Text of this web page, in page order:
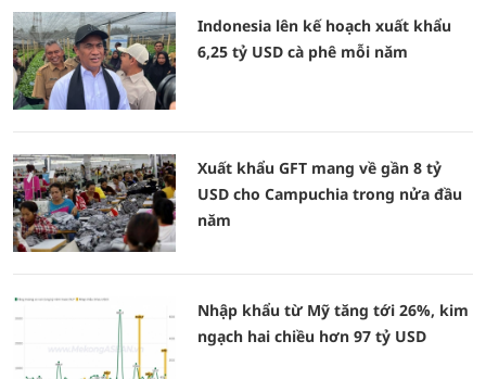
Indonesia lên kế hoạch xuất khẩu
6,25 tỷ USD cà phê mỗi năm
Xuất khẩu GFT mang về gần 8 tỷ
USD cho Campuchia trong nửa đầu
năm
Nhập khẩu từ Mỹ tăng tới 26%, kim
ngạch hai chiều hơn 97 tỷ USD